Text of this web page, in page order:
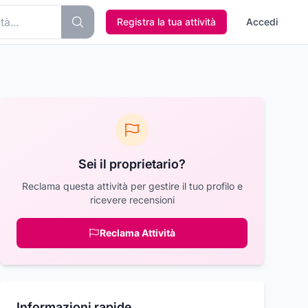
Registra la tua attività Accedi
Sei il proprietario?
Reclama questa attività per gestire il tuo profilo e
ricevere recensioni
Reclama Attività